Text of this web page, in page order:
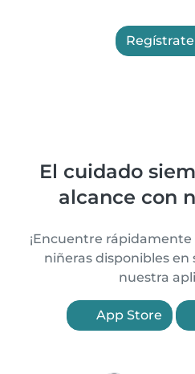
El cuidado
alcance con
¡Encuentre
niñeras disponibles en
nuestra
App Store